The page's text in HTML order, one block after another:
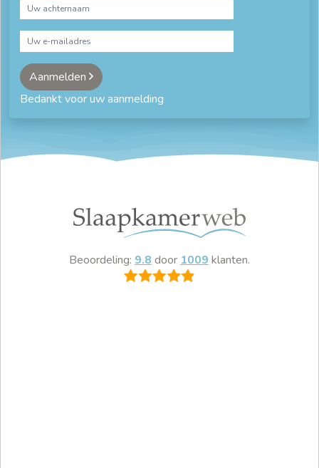
Aanmelden
Bedankt voor uw aanmelding
Beoordeling: 9.8 door 1009 klanten.